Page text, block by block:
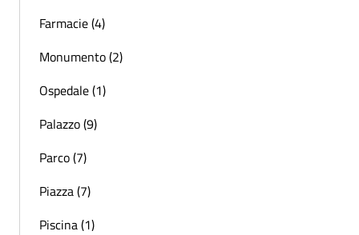
Farmacie (4)
Monumento (2)
Ospedale (1)
Palazzo (9)
Parco (7)
Piazza (7)
Piscina (1)